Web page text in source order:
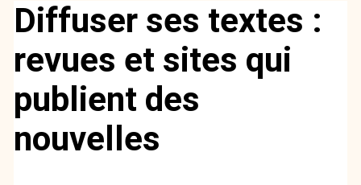
Diffuser ses textes :
revues et sites qui
publient des
nouvelles